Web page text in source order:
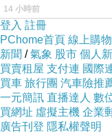
14 小時前
登入 註冊
PChome首頁 線上購物
新聞 /氣象 股市 個人
買賣租屋 支付連 國際
買車 旅行團 汽車險推
一元簡訊 直播達人 數
買網址 虛擬主機 企業
廣告刊登 隱私權聲明